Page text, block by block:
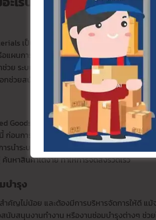
เป็นส่วนประกอบของสินค้า ผู้ผลิตควรมีกา
แผนการผลิตที่วางไว้ การรับเข้าวัตถุดิบมาจัดเ
วย ระบบจัดการสต๊อกมีฟังก์ชันการทำงานครอ
กช่วยสนับสนุนตั้งแต่กระบวนการรับเข้า การจัด
Goods สินค้าพร้อมจัดจำหน่าย ผ่านกระบวน
ก่อนการจัดส่งจะมีการตรวจสอบคุณภาพของสิ
นำระบบจัดการคลังสินค้าเข้ามาช่วย ทำให้กา
นหาสินค้าได้ง่าย ทำให้การจัดส่งรวดเร็ว
บำรุง
ญไม่น้อย และต้องมีการบริหารจัดการให้ดี แม้จ
นับสนุนงานทำงาน หรืองานซ่อมบำรุงต่างๆ ช่ว